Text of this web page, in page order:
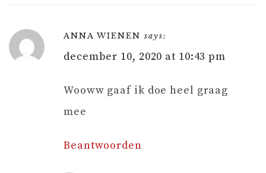
ANNA WIENEN says:
december 10, 2020 at 10:43 pm
Wooww gaaf ik doe heel graag
mee
Beantwoorden